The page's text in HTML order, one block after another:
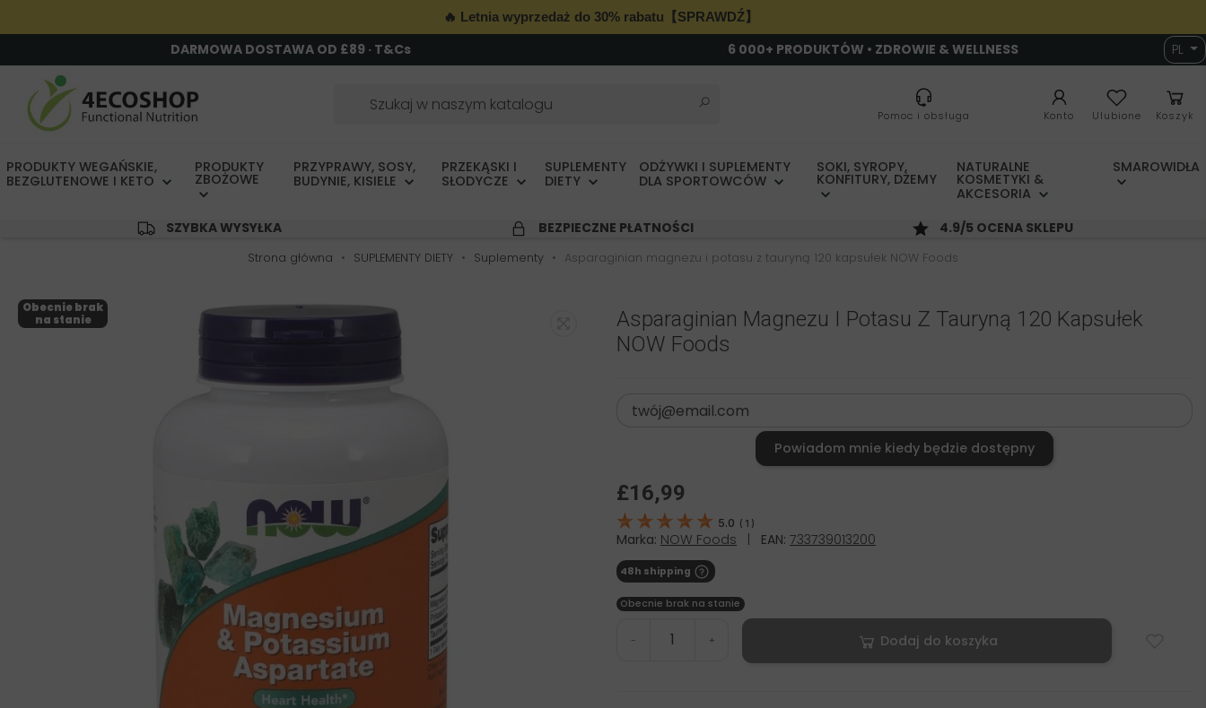
🔥 Letnia wyprzedaż do 30% rabatu【SPRAWDŹ】
DARMOWA DOSTAWA OD £89 · T&Cs 6 000+ PRODUKTÓW • ZDROWIE & WELLNESS PL
Pomoc i obsługa Konto Ulubione Koszyk
PRODUKTY WEGAŃSKIE,
BEZGLUTENOWE I KETO
PRODUKTY
ZBOŻOWE
PRZYPRAWY, SOSY,
BUDYNIE, KISIELE
PRZEKĄSKI I
SŁODYCZE
SUPLEMENTY
DIETY
ODŻYWKI I SUPLEMENTY
DLA SPORTOWCÓW
SOKI, SYROPY,
KONFITURY, DŻEMY
NATURALNE
KOSMETYKI &
AKCESORIA
SMAROWIDŁA
SZYBKA WYSYŁKA BEZPIECZNE PŁATNOŚCI 4.9/5 OCENA SKLEPU
Strona główna SUPLEMENTY DIETY Suplementy Asparaginian magnezu i potasu z tauryną 120 kapsułek NOW Foods
Obecnie brak
na stanie
Asparaginian Magnezu I Potasu Z Tauryną 120 Kapsułek
NOW Foods
Powiadom mnie kiedy będzie dostępny
£16,99
5.0 ( 1 )
Marka: NOW Foods EAN: 733739013200
48h shipping
Obecnie brak na stanie
- + Dodaj do koszyka